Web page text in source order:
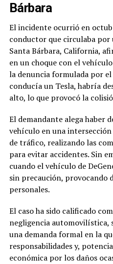
Bárbara
El incidente ocurrió en
conductor que circulaba
Santa Bárbara, California,
en un choque con el
la denuncia formulada por
conducía un Tesla, habría
alto, lo que provocó la
El demandante alega haber
vehículo en una intersección
de tráfico, realizando las
para evitar accidentes. Sin
cuando el vehículo de
sin precaución, provocando
personales.
El caso ha sido calificado
negligencia automovilística,
una demanda formal en la
responsabilidades y,
económica por los daños